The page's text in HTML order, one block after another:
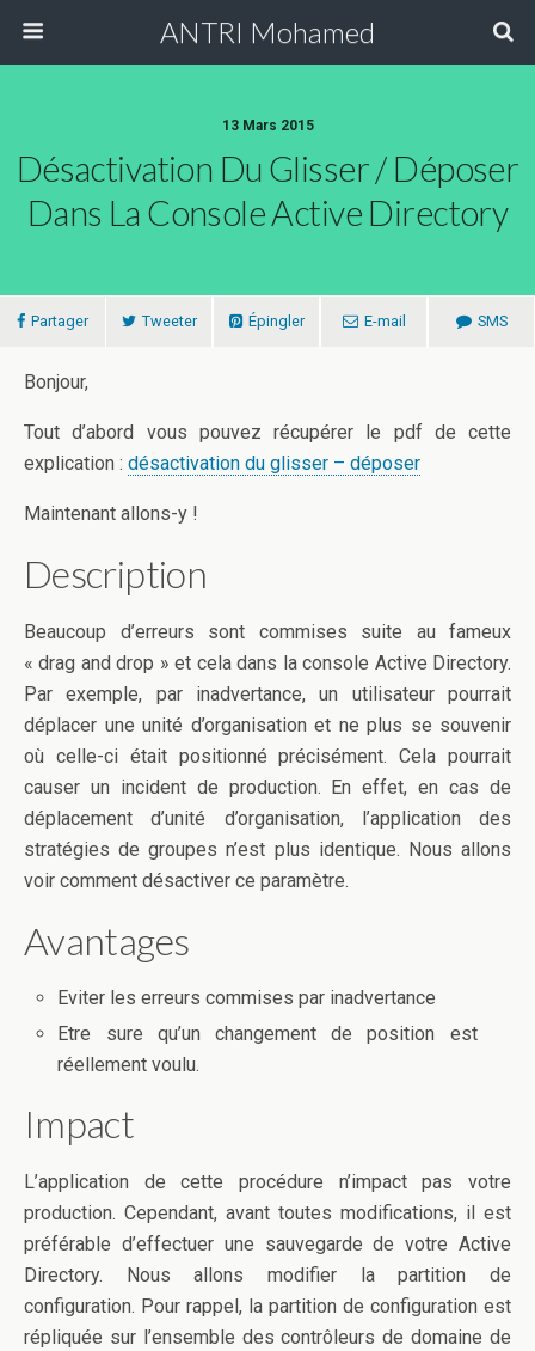
ANTRI Mohamed
13 Mars 2015
Désactivation Du Glisser / Déposer
Dans La Console Active Directory
Partager Tweeter Épingler E-mail SMS
Bonjour,
Tout d’abord vous pouvez récupérer le pdf de cette
explication : désactivation du glisser – déposer
Maintenant allons-y !
Description
Beaucoup d’erreurs sont commises suite au fameux
« drag and drop » et cela dans la console Active Directory.
Par exemple, par inadvertance, un utilisateur pourrait
déplacer une unité d’organisation et ne plus se souvenir
où celle-ci était positionné précisément. Cela pourrait
causer un incident de production. En effet, en cas de
déplacement d’unité d’organisation, l’application des
stratégies de groupes n’est plus identique. Nous allons
voir comment désactiver ce paramètre.
Avantages
Eviter les erreurs commises par inadvertance
Etre sure qu’un changement de position est
réellement voulu.
Impact
L’application de cette procédure n’impact pas votre
production. Cependant, avant toutes modifications, il est
préférable d’effectuer une sauvegarde de votre Active
Directory. Nous allons modifier la partition de
configuration. Pour rappel, la partition de configuration est
répliquée sur l’ensemble des contrôleurs de domaine de